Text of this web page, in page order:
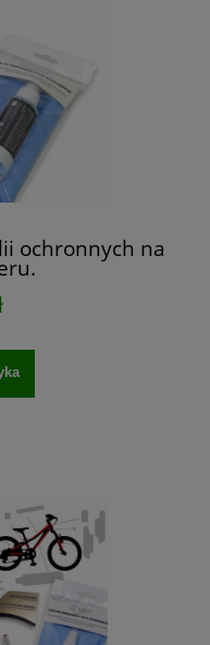
ochronnych na